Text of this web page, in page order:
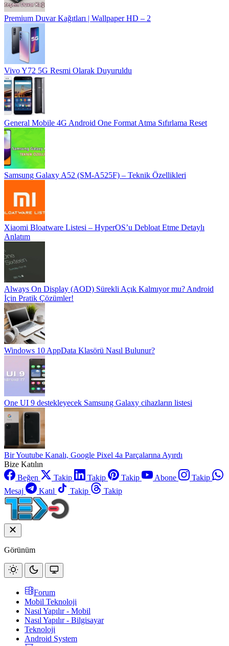
Premium Duvar Kağıtları | Wallpaper HD – 2
Vivo Y72 5G Resmi Olarak Duyuruldu
General Mobile 4G Android One Format Atma Sıfırlama Reset
Samsung Galaxy A52 (SM-A525F) – Teknik Özellikleri
Xiaomi Bloatware Listesi – HyperOS’u Debloat Etme Detaylı
Anlatım
Always On Display (AOD) Sürekli Açık Kalmıyor mu? Android
İçin Pratik Çözümler!
Windows 10 AppData Klasörü Nasıl Bulunur?
One UI 9 destekleyecek Samsung Galaxy cihazların listesi
Bir Youtube Kanalı, Google Pixel 4a Parçalarına Ayırdı
Bize Katılın
Beğen
Takip Takip Takip Abone
Takip
Mesaj
Katıl Takip Takip
Görünüm
Forum
Mobil Teknoloji
Nasıl Yapılır - Mobil
Nasıl Yapılır - Bilgisayar
Teknoloji
Android System